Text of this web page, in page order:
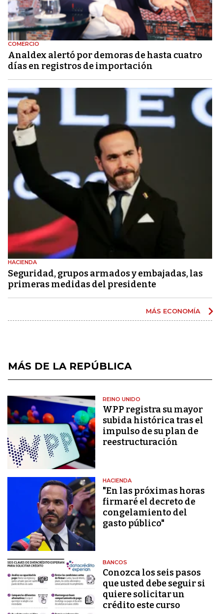
COMERCIO
Analdex alertó por demoras de hasta cuatro
días en registros de importación
HACIENDA
Seguridad, grupos armados y embajadas, las
primeras medidas del presidente
MÁS ECONOMÍA
MÁS DE LA REPÚBLICA
REINO UNIDO
WPP registra su mayor
subida histórica tras el
impulso de su plan de
reestructuración
HACIENDA
"En las próximas horas
firmaré el decreto de
congelamiento del
gasto público"
BANCOS
Conozca los seis pasos
que usted debe seguir si
quiere solicitar un
crédito este curso